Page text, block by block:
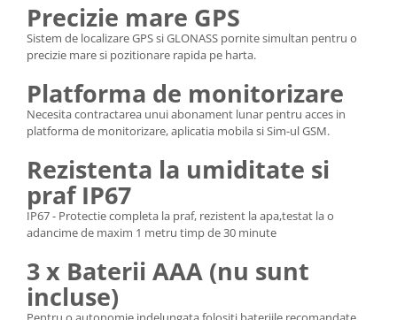
Precizie mare GPS
Sistem de localizare GPS si GLONASS pornite simultan pentru o
precizie mare si pozitionare rapida pe harta.
Platforma de monitorizare
Necesita contractarea unui abonament lunar pentru acces in
platforma de monitorizare, aplicatia mobila si Sim-ul GSM.
Rezistenta la umiditate si
praf IP67
IP67 - Protectie completa la praf, rezistent la apa,testat la o
adancime de maxim 1 metru timp de 30 minute
3 x Baterii AAA (nu sunt
incluse)